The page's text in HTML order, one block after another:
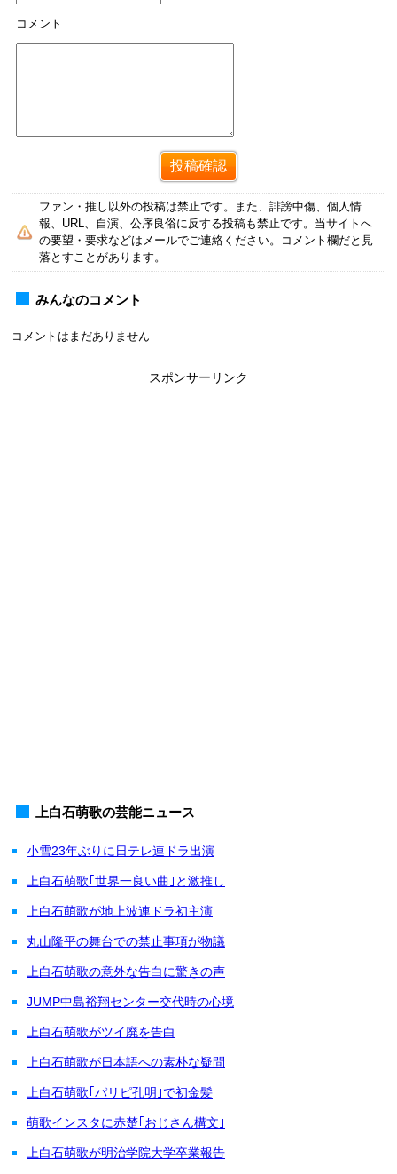
コメント
ファン・推し以外の投稿は禁止です。また、誹謗中傷、個人情
報、URL、自演、公序良俗に反する投稿も禁止です。当サイトへ
の要望・要求などはメールでご連絡ください。コメント欄だと見
落とすことがあります。
みんなのコメント
コメントはまだありません
スポンサーリンク
上白石萌歌の芸能ニュース
小雪23年ぶりに日テレ連ドラ出演
上白石萌歌｢世界一良い曲｣と激推し
上白石萌歌が地上波連ドラ初主演
丸山隆平の舞台での禁止事項が物議
上白石萌歌の意外な告白に驚きの声
JUMP中島裕翔センター交代時の心境
上白石萌歌がツイ廃を告白
上白石萌歌が日本語への素朴な疑問
上白石萌歌｢パリピ孔明｣で初金髪
萌歌インスタに赤楚｢おじさん構文｣
上白石萌歌が明治学院大学卒業報告